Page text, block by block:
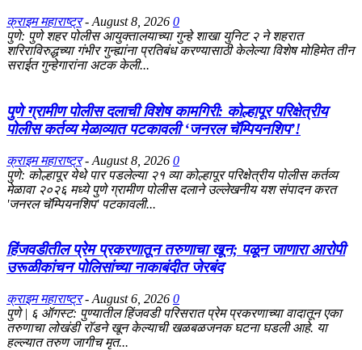
क्राइम महाराष्ट्र - August 8, 2026 0
​पुणे: पुणे शहर पोलीस आयुक्तालयाच्या गुन्हे शाखा युनिट २ ने शहरात
शरिराविरुद्धच्या गंभीर गुन्ह्यांना प्रतिबंध करण्यासाठी केलेल्या विशेष मोहिमेत तीन
सराईत गुन्हेगारांना अटक केली...
पुणे ग्रामीण पोलीस दलाची विशेष कामगिरी: कोल्हापूर परिक्षेत्रीय
पोलीस कर्तव्य मेळाव्यात पटकावली ‘जनरल चॅम्पियनशिप’!
क्राइम महाराष्ट्र - August 8, 2026 0
पुणे: कोल्हापूर येथे पार पडलेल्या २१ व्या कोल्हापूर परिक्षेत्रीय पोलीस कर्तव्य
मेळावा २०२६ मध्ये पुणे ग्रामीण पोलीस दलाने उल्लेखनीय यश संपादन करत
'जनरल चॅम्पियनशिप' पटकावली...
हिंजवडीतील प्रेम प्रकरणातून तरुणाचा खून; पळून जाणारा आरोपी
उरूळीकांचन पोलिसांच्या नाकाबंदीत जेरबंद
क्राइम महाराष्ट्र - August 6, 2026 0
​पुणे | ६ ऑगस्ट: पुण्यातील हिंजवडी परिसरात प्रेम प्रकरणाच्या वादातून एका
तरुणाचा लोखंडी रॉडने खून केल्याची खळबळजनक घटना घडली आहे. या
हल्ल्यात तरुण जागीच मृत...